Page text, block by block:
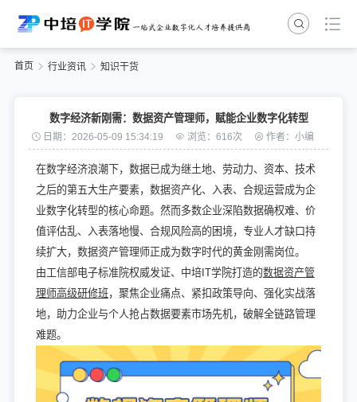
首页 行业资讯 知识干货
数字经济新刚需：数据资产管理师，赋能企业数字化转型
日期：2026-05-09 15:34:19 浏览：616次 作者：小编
在数字经济浪潮下，数据已成为继土地、劳动力、资本、技术
之后的第五大生产要素，数据资产化、入表、合规运营成为企
业数字化转型的核心命题。然而多数企业深陷数据确权难、价
值评估乱、入表落地慢、合规风险高的困境，专业人才缺口持
续扩大，数据资产管理师正成为数字时代的黄金刚需岗位。
由工信部电子标准院权威发证、中培IT学院打造的数据资产管
理师高级研修班 ，聚焦企业痛点、紧扣政策导向、强化实战落
地，助力企业与个人抢占数据要素市场先机，破解全链路管理
难题。